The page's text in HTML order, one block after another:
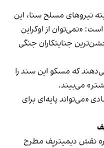
نیروهای مسلح سنا، این
«نمی‌توان از اوکراین
جنایتکاران جنگی
که مسکو این سند را
می‌بیند.
«می‌تواند پایه‌ای برای
نقش دیمیتریِف مطرح